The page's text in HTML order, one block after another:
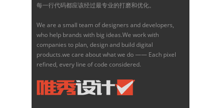
每一行代码都应该经过最专业的打磨和优化。
We are a small team of designers and developers,
who help brands with big ideas.We work with
companies to plan, design and build digital
products.we care about what we do —— Each pixel
refined, every line of code considered.